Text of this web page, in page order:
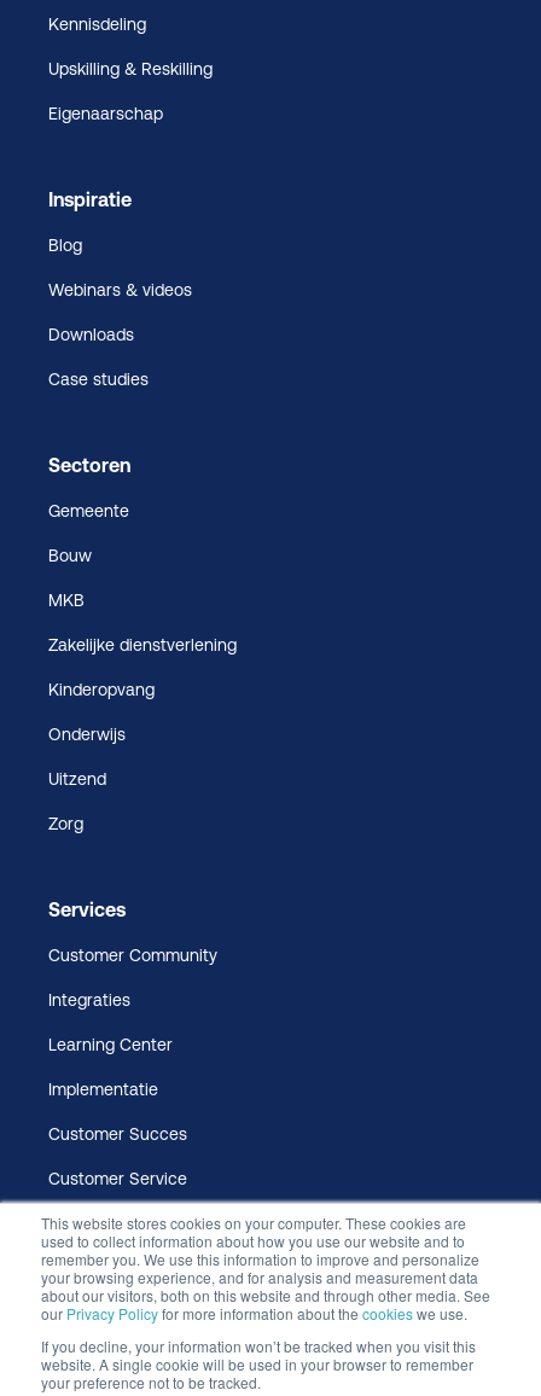
This website stores cookies on your computer. These cookies are
used to collect information about how you use our website and to
remember you. We use this information to improve and personalize
your browsing experience, and for analysis and measurement data
about our visitors, both on this website and through other media. See
our Privacy Policyfor more information about the cookieswe use.
If you decline, your information won’t be tracked when you visit this
website. A single cookie will be used in your browser to remember
your preference not to be tracked.
Kennisdeling
Upskilling & Reskilling
Eigenaarschap
Inspiratie
Blog
Webinars & videos
Downloads
Case studies
Sectoren
Gemeente
Bouw
MKB
Zakelijke dienstverlening
Kinderopvang
Onderwijs
Uitzend
Zorg
Services
Customer Community
Integraties
Learning Center
Implementatie
Customer Succes
Customer Service
© 2026 Studytube B.V. | KVK: 51290901 | BTW: